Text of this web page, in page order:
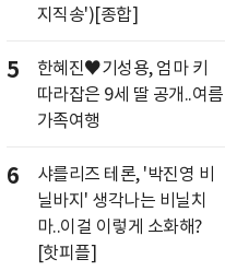
지직송')[종합]
5
한혜진♥기성용, 엄마 키
따라잡은 9세 딸 공개..여름
가족여행
6
샤를리즈 테론, '박진영 비
닐바지' 생각나는 비닐치
마..이걸 이렇게 소화해?
[핫피플]